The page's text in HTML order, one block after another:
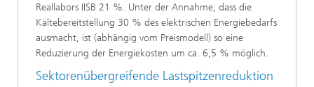
Reallabors IISB 21 %. Unter der Annahme, dass die
Kältebereitstellung 30 % des elektrischen Energiebedarfs
ausmacht, ist (abhängig vom Preismodell) so eine
Reduzierung der Energiekosten um ca. 6,5 % möglich.
Sektorenübergreifende Lastspitzenreduktion